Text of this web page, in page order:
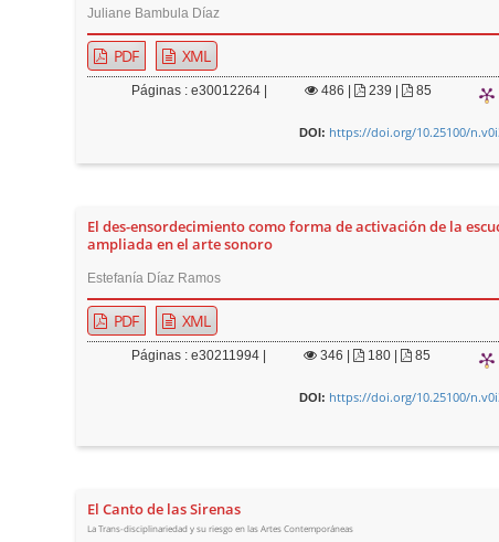
Juliane Bambula Díaz
PDF XML
Páginas : e30012264 | 486 239 | 85
DOI: https://doi.org/10.25100/
El des-ensordecimiento como forma de activación de la
ampliada en el arte sonoro
Estefanía Díaz Ramos
PDF XML
Páginas : e30211994 | 346 180 | 85
DOI: https://doi.org/10.25100/
El Canto de las Sirenas
La Trans-disciplinariedad y su riesgo en las Artes Contemporáneas